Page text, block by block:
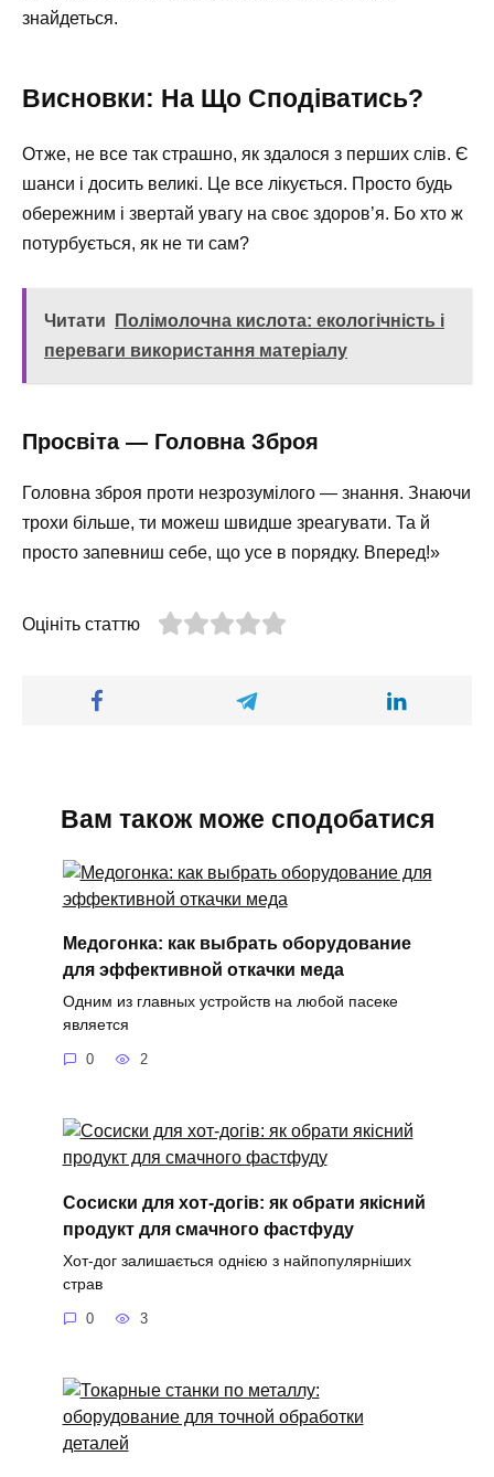
знайдеться.
Висновки: На Що Сподіватись?
Отже, не все так страшно, як здалося з перших слів. Є
шанси і досить великі. Це все лікується. Просто будь
обережним і звертай увагу на своє здоров’я. Бо хто ж
потурбується, як не ти сам?
Читати
Полімолочна кислота: екологічність і
переваги використання матеріалу
Просвіта — Головна Зброя
Головна зброя проти незрозумілого — знання. Знаючи
трохи більше, ти можеш швидше зреагувати. Та й
просто запевниш себе, що усе в порядку. Вперед!»
Оцініть статтю
Вам також може сподобатися
Медогонка: как выбрать оборудование
для эффективной откачки меда
Одним из главных устройств на любой пасеке
является
0 2
Сосиски для хот-догів: як обрати якісний
продукт для смачного фастфуду
Хот-дог залишається однією з найпопулярніших
страв
0 3